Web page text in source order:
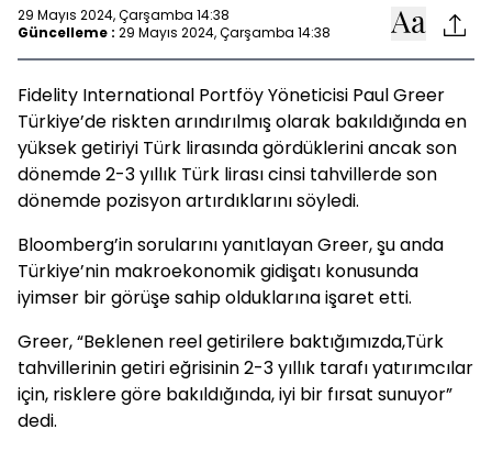
29 Mayıs 2024, Çarşamba 14:38
Güncelleme : 29 Mayıs 2024, Çarşamba 14:38
Fidelity International Portföy Yöneticisi Paul Greer
Türkiye’de riskten arındırılmış olarak bakıldığında en
yüksek getiriyi Türk lirasında gördüklerini ancak son
dönemde 2-3 yıllık Türk lirası cinsi tahvillerde son
dönemde pozisyon artırdıklarını söyledi.
Bloomberg’in sorularını yanıtlayan Greer, şu anda
Türkiye’nin makroekonomik gidişatı konusunda
iyimser bir görüşe sahip olduklarına işaret etti.
Greer, “Beklenen reel getirilere baktığımızda,Türk
tahvillerinin getiri eğrisinin 2-3 yıllık tarafı yatırımcılar
için, risklere göre bakıldığında, iyi bir fırsat sunuyor”
dedi.